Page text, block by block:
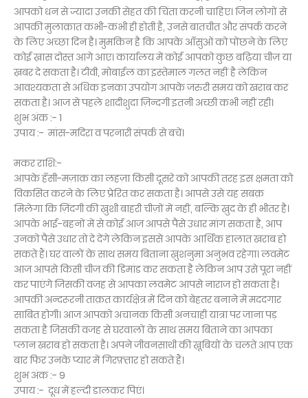
आपको धन से ज्यादा उनकी सेहत की चिंता करनी चाहिए। जिन लोगों से
आपकी मुलाक़ात कभी-कभी ही होती है, उनसे बातचीत और संपर्क करने
के लिए अच्छा दिन है। मुमकिन है कि आपके आँसुओं को पोंछने के लिए
कोई ख़ास दोस्त आगे आए। कार्यालय में कोई आपको कुछ बढ़िया चीज़ या
ख़बर दे सकता है। टीवी, मोबाईल का इस्तेमाल गलत नहीं है लेकिन
आवश्यकता से अधिक इनका उपयोग आपके जरुरी समय को खराब कर
सकता है। आज से पहले शादीशुदा ज़िन्दगी इतनी अच्छी कभी नहीं रही।
शुभ अंक :- 1
उपाय :- मांस-मदिरा व परनारी संपर्क से बचें।
मकर राशि:-
आपके हँसी-मज़ाक़ का लहज़ा किसी दूसरे को आपकी तरह इस क्षमता को
विकसित करने के लिए प्रेरित कर सकता है। आपसे उसे यह सबक़
मिलेगा कि ज़िंदगी की ख़ुशी बाहरी चीज़ों में नहीं, बल्कि ख़ुद के ही भीतर है।
आपके भाई-बहनों में से कोई आज आपसे पैसे उधार मांग सकता है, आप
उनको पैसे उधार तो दे देंगे लेकिन इससे आपके आर्थिक हालात खराब हो
सकते हैं। घर वालों के साथ समय बिताना ख़ुशनुमा अनुभव रहेगा। लवमेट
आज आपसे किसी चीज की डिमांड कर सकता है लेकिन आप उसे पूरा नहीं
कर पाएंगे जिसकी वजह से आपका लवमेट आपसे नाराज हो सकता है।
आपकी अन्दरूरनी ताक़त कार्यक्षेत्र में दिन को बेहतर बनाने में मददगार
साबित होगी। आज आपको अचानक किसी अनचाही यात्रा पर जाना पड़
सकता है जिसकी वजह से घरवालों के साथ समय बिताने का आपका
प्लान खराब हो सकता है। अपने जीवनसाथी की ख़ूबियों के चलते आप एक
बार फिर उनके प्यार में गिरफ़्तार हो सकते हैं।
शुभ अंक :- 9
उपाय :- दूध में हल्दी डालकर पिएं।